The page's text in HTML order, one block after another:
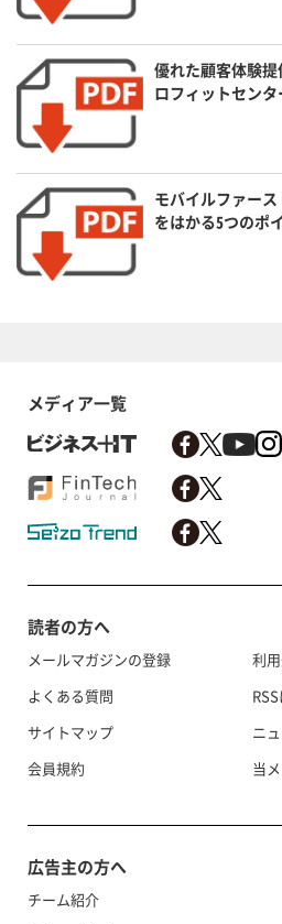
優れた顧客体験
ロフィットセン
モバイルファー
をはかる5つのポ
メディア一覧
読者の方へ
メールマガジンの登録
よくある質問
サイトマップ
会員規約
利
ニ
当
広告主の方へ
チーム紹介